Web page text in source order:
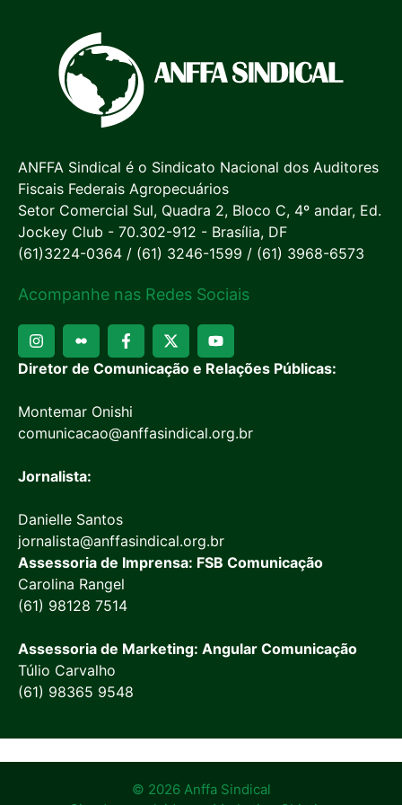
ANFFA Sindical é o Sindicato Nacional dos Auditores
Fiscais Federais Agropecuários
Setor Comercial Sul, Quadra 2, Bloco C, 4º andar, Ed.
Jockey Club - 70.302-912 - Brasília, DF
(61)3224-0364 / (61) 3246-1599 / (61) 3968-6573
Acompanhe nas Redes Sociais
Diretor de Comunicação e Relações Públicas:
Montemar Onishi
comunicacao@anffasindical.org.br
Jornalista:
Danielle Santos
jornalista@anffasindical.org.br
Assessoria de Imprensa: FSB Comunicação
Carolina Rangel
(61) 98128 7514
Assessoria de Marketing: Angular Comunicação
Túlio Carvalho
(61) 98365 9548
© 2026 Anffa Sindical